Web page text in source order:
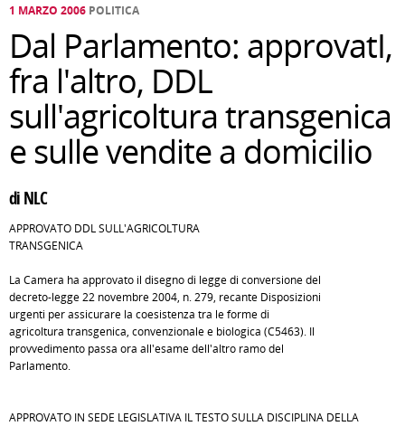
E SPETTACOLI POLITICA
DELLE IDEE FATTI DELLO SPIRITO
1 MARZO 2006 POLITICA
Dal Parlamento: approvatI,
fra l'altro, DDL
sull'agricoltura transgenica
e sulle vendite a domicilio
di NLC
APPROVATO DDL SULL'AGRICOLTURA
TRANSGENICA
La Camera ha approvato il disegno di legge di conversione del
decreto-legge 22 novembre 2004, n. 279, recante Disposizioni
urgenti per assicurare la coesistenza tra le forme di
agricoltura transgenica, convenzionale e biologica (C5463). Il
provvedimento passa ora all'esame dell'altro ramo del
Parlamento.
APPROVATO IN SEDE LEGISLATIVA IL TESTO SULLA DISCIPLINA DELLA